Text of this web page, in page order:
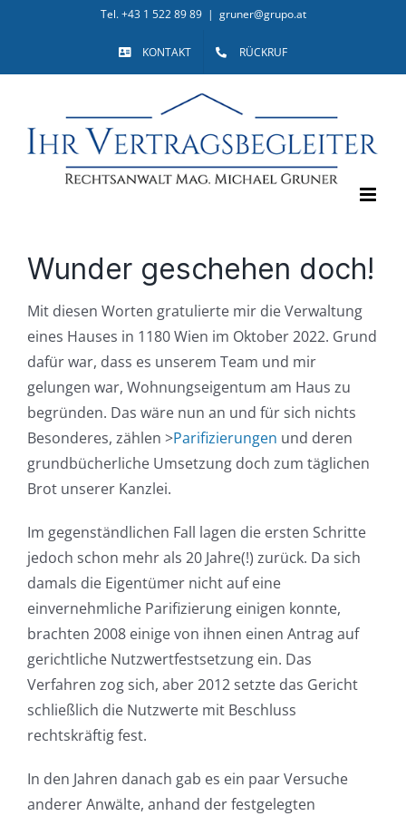
Tel. +43 1 522 89 89 | gruner@grupo.at
KONTAKT RÜCKRUF
Wunder geschehen doch!
Mit diesen Worten gratulierte mir die Verwaltung
eines Hauses in 1180 Wien im Oktober 2022. Grund
dafür war, dass es unserem Team und mir
gelungen war, Wohnungseigentum am Haus zu
begründen. Das wäre nun an und für sich nichts
Besonderes, zählen >Parifizierungen und deren
grundbücherliche Umsetzung doch zum täglichen
Brot unserer Kanzlei.
Im gegenständlichen Fall lagen die ersten Schritte
jedoch schon mehr als 20 Jahre(!) zurück. Da sich
damals die Eigentümer nicht auf eine
einvernehmliche Parifizierung einigen konnte,
brachten 2008 einige von ihnen einen Antrag auf
gerichtliche Nutzwertfestsetzung ein. Das
Verfahren zog sich, aber 2012 setzte das Gericht
schließlich die Nutzwerte mit Beschluss
rechtskräftig fest.
In den Jahren danach gab es ein paar Versuche
anderer Anwälte, anhand der festgelegten